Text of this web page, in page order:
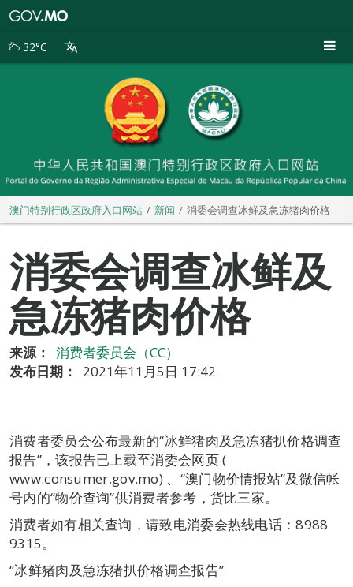
别
32°C
澳门特别行政区政府入口网站 新闻 消委会调查冰鲜及急冻猪肉价格
消委会调查冰鲜及
急冻猪肉价格
来源：
消费者委员会（CC）
发布日期：
2021年11月5日 17:42
消费者委员会公布最新的“冰鲜猪肉及急冻猪扒价格调查
报告”，该报告已上载至消委会网页 (
www.consumer.gov.mo) 、“澳门物价情报站”及微信帐
号内的“物价查询”供消费者参考，货比三家。
消费者如有相关查询，请致电消委会热线电话：8988
9315。
“冰鲜猪肉及急冻猪扒价格调查报告”